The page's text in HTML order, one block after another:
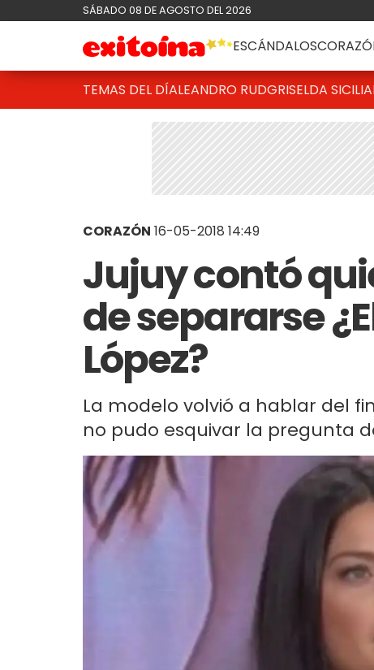
SÁBADO 08 DE AGOSTO DEL 2026
ESCÁNDALOS
TEMAS DEL DÍALEANDRO RUDGRISELDA
CORAZÓN 16-05-2018 14:49
Jujuy contó
de separarse
López?
La modelo volvió a hablar del
no pudo esquivar la pregunta